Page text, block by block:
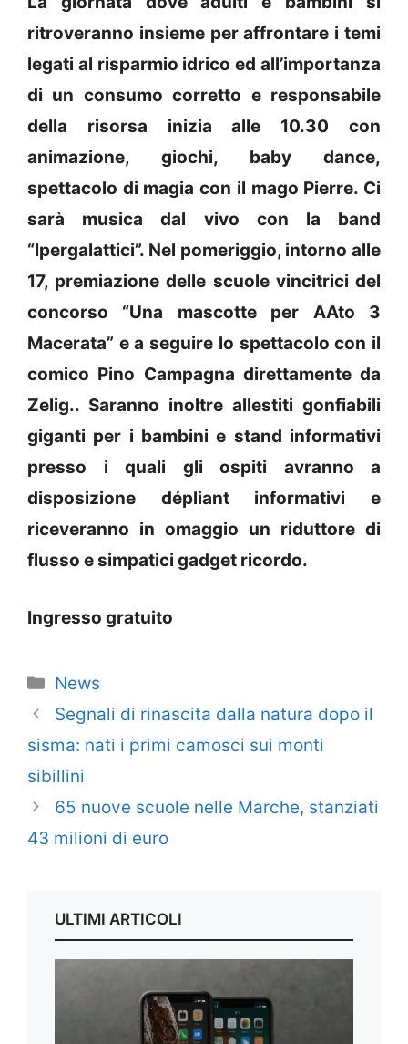
ritroveranno insieme per affrontare i temi
legati al risparmio idrico ed all’importanza
di un consumo corretto e responsabile
della risorsa inizia alle 10.30 con
animazione, giochi, baby dance,
spettacolo di magia con il mago Pierre. Ci
sarà musica dal vivo con la band
“Ipergalattici”. Nel pomeriggio, intorno alle
17, premiazione delle scuole vincitrici del
concorso “Una mascotte per AAto 3
Macerata” e a seguire lo spettacolo con il
comico Pino Campagna direttamente da
Zelig.. Saranno inoltre allestiti gonfiabili
giganti per i bambini e stand informativi
presso i quali gli ospiti avranno a
disposizione dépliant informativi e
riceveranno in omaggio un riduttore di
flusso e simpatici gadget ricordo.
Ingresso gratuito
Categorie
News
Segnali di rinascita dalla natura dopo il
sisma: nati i primi camosci sui monti
sibillini
65 nuove scuole nelle Marche, stanziati
43 milioni di euro
ULTIMI ARTICOLI